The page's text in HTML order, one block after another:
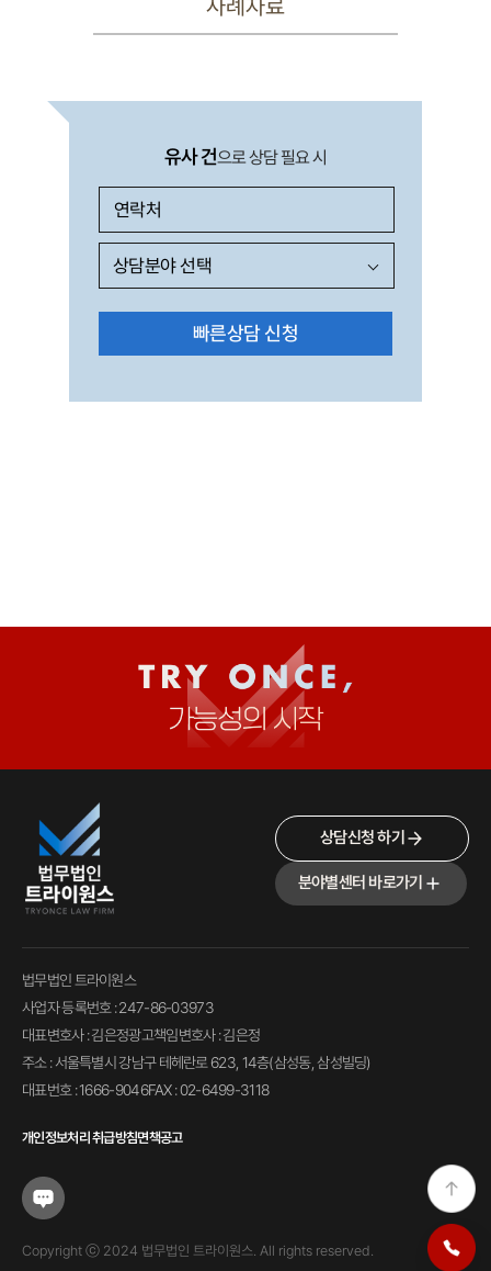
사례자료
유사 건으로 상담 필요 시
상담신청 하기
분야별센터 바로가기
법무법인 트라이원스
사업자 등록번호 : 247-86-03973
대표변호사 : 김은정광고책임변호사 : 김은정
주소 : 서울특별시 강남구 테헤란로 623, 14층(삼성동, 삼성빌딩)
대표번호 : 1666-9046FAX : 02-6499-3118
개인정보처리 취급방침면책공고
Copyright ⓒ 2024 법무법인 트라이원스. All rights reserved.